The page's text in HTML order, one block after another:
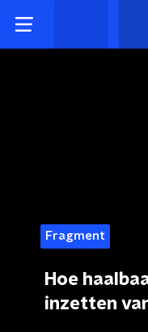
Fragment
Hoe
inzetten